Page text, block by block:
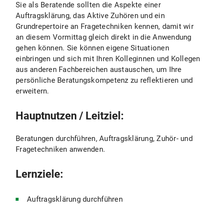
Sie als Beratende sollten die Aspekte einer
Auftragsklärung, das Aktive Zuhören und ein
Grundrepertoire an Fragetechniken kennen, damit wir
an diesem Vormittag gleich direkt in die Anwendung
gehen können. Sie können eigene Situationen
einbringen und sich mit Ihren Kolleginnen und Kollegen
aus anderen Fachbereichen austauschen, um Ihre
persönliche Beratungskompetenz zu reflektieren und
erweitern.
Hauptnutzen / Leitziel:
Beratungen durchführen, Auftragsklärung, Zuhör- und
Fragetechniken anwenden.
Lernziele:
Auftragsklärung durchführen